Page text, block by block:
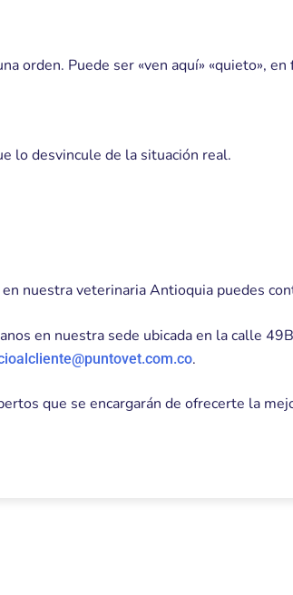
orden. Puede ser «ven aquí» «quieto»,
lo desvincule de la situación real.
nuestra veterinaria Antioquia puedes
en nuestra sede ubicada en la calle
.
que se encargarán de ofrecerte la